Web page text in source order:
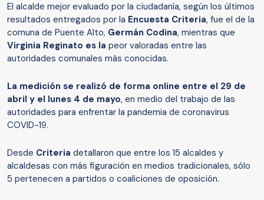
El alcalde mejor evaluado por la ciudadanía, según los últimos
resultados entregados por la Encuesta Criteria, fue el de la
comuna de Puente Alto, Germán Codina, mientras que
Virginia Reginato es la peor valoradas entre las
autoridades comunales más conocidas.
La medición se realizó de forma online entre el 29 de
abril y el lunes 4 de mayo, en medio del trabajo de las
autoridades para enfrentar la pandemia de coronavirus
COVID-19.
Desde Criteria detallaron que entre los 15 alcaldes y
alcaldesas con más figuración en medios tradicionales, sólo
5 pertenecen a partidos o coaliciones de oposición.